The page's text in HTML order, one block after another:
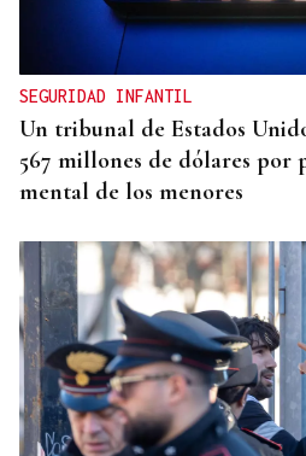
SEGURIDAD INFANTIL
Un tribunal de Estados
567 millones de dólares por
mental de los menores